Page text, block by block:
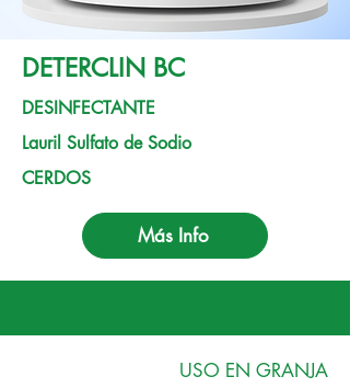
DETERCLIN BC
DESINFECTANTE
Lauril Sulfato de Sodio
CERDOS
Más Info
USO EN GRANJA